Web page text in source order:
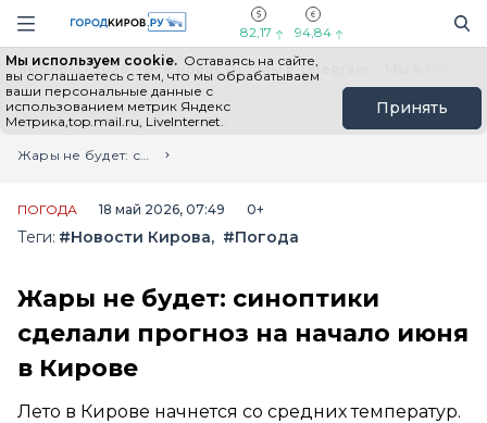
Навигация сайта
82,17 94,84
Мы используем cookie. Оставаясь на сайте,
вы соглашаетесь с тем, что мы обрабатываем
ваши персональные данные с
использованием метрик Яндекс
Метрика,top.mail.ru, LiveInternet.
Принять
Выборы - 2026 Все новости Мы в Telegram
Главная
Лента новостей
Жары не будет: синоптики сделали прогноз на начало июня в Кирове
ПОГОДА 18 май 2026, 07:49 0+
Теги: #Новости Кирова #Погода
Жары не будет: синоптики
сделали прогноз на начало июня
в Кирове
Лето в Кирове начнется со средних температур.